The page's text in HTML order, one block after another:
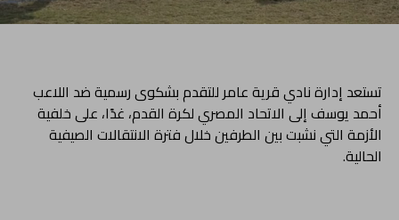
تستعد إدارة نادي قرية عامر للتقدم بشكوى رسمية ضد اللاعب
أحمد يوسف إلى الاتحاد المصري لكرة القدم، غدًا، على خلفية
الأزمة التي نشبت بين الطرفين خلال فترة الانتقالات الصيفية
الحالية.